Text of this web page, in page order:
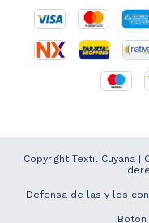
Copyright Textil Cuyana
Defensa de las y los